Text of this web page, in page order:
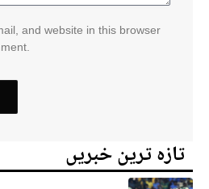
and website in this browser
تازہ ترین خبریں